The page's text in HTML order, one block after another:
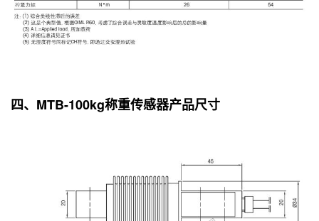
四、MTB-100kg称重传感器产品尺寸